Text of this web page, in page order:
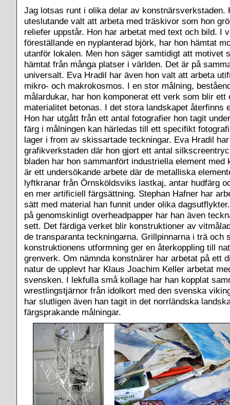
Jag lotsas runt i olika delar av konstnärsverkstaden.
uteslutande valt att arbeta med träskivor som hon
reliefer uppstår. Hon har arbetat med text och bild. I
föreställande en nyplanterad björk, har hon hämtat
utanför lokalen. Men hon säger samtidigt att motivet
hämtat från många platser i världen. Det är på
universalt. Eva Hradil har även hon valt att arbeta
mikro- och makrokosmos. I en stor målning,
målardukar, har hon komponerat ett verk som blir ett
materialitet betonas. I det stora landskapet återfinns
Hon har utgått från ett antal fotografier hon tagit
färg i målningen kan härledas till ett specifikt
lager i from av skissartade teckningar. Eva Hradil
grafikverkstaden där hon gjort ett antal
bladen har hon sammanfört industriella element med
är ett undersökande arbete där de metalliska
lyftkranar från Örnsköldsviks lastkaj, antar hudfärg
en mer artificiell färgsättning. Stephan Hafner har
sätt med material han funnit under olika
på genomskinligt overheadpapper har han även
sett. Det färdiga verket blir konstruktioner av
de transparanta teckningarna. Grillpinnarna i trä och
konstruktionens utformning ger en återkoppling till
grenverk. Om nämnda konstnärer har arbetat på ett
natur de upplevt har Klaus Joachim Keller arbetat
svensken. I lekfulla små kollage har han kopplat
wrestlingstjärnor från idolkort med den svenska
har slutligen även han tagit in det norrländska
färgsprakande målningar.